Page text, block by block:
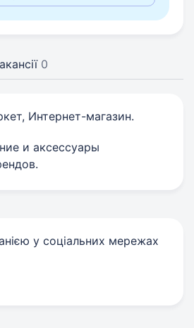
0
Интернет-магазин.
и аксессуары
у соціальних мережах
link